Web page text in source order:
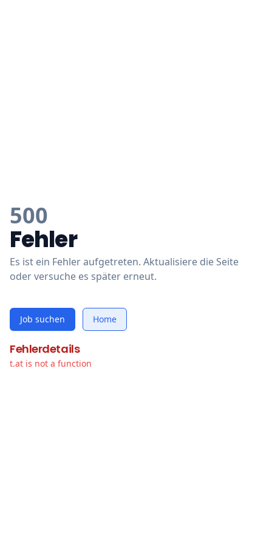
500
Fehler
Es ist ein Fehler aufgetreten. Aktualisiere die Seite
oder versuche es später erneut.
Job suchen Home
Fehlerdetails
t.at is not a function